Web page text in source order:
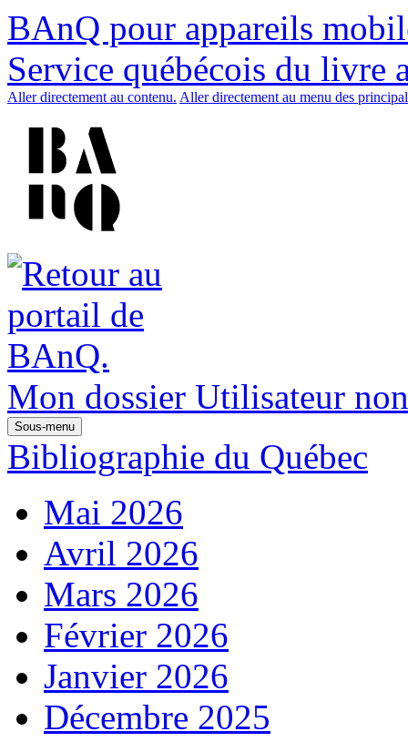
BAnQ pour appareils
Service québécois du livre
Aller directement au contenu. Aller directement au menu des
Mon dossier Utilisateur
Sous-menu
Bibliographie du Québec
Mai 2026
Avril 2026
Mars 2026
Février 2026
Janvier 2026
Décembre 2025